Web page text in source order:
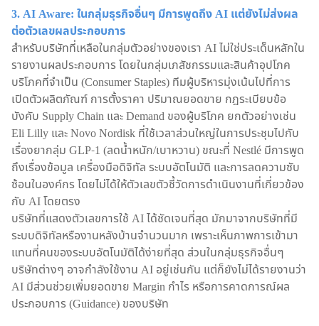
3. AI Aware: ในกลุ่มธุรกิจอื่นๆ มีการพูดถึง AI แต่ยังไม่ส่งผล
ต่อตัวเลขผลประกอบการ
สำหรับบริษัทที่เหลือในกลุ่มตัวอย่างของเรา AI ไม่ใช่ประเด็นหลักใน
รายงานผลประกอบการ โดยในกลุ่มเภสัชกรรมและสินค้าอุปโภค
บริโภคที่จำเป็น (Consumer Staples) ทีมผู้บริหารมุ่งเน้นไปที่การ
เปิดตัวผลิตภัณฑ์ การตั้งราคา ปริมาณยอดขาย กฎระเบียบข้อ
บังคับ Supply Chain และ Demand ของผู้บริโภค ยกตัวอย่างเช่น
Eli Lilly และ Novo Nordisk ที่ใช้เวลาส่วนใหญ่ในการประชุมไปกับ
เรื่องยากลุ่ม GLP-1 (ลดน้ำหนัก/เบาหวาน) ขณะที่ Nestlé มีการพูด
ถึงเรื่องข้อมูล เครื่องมือดิจิทัล ระบบอัตโนมัติ และการลดความซับ
ซ้อนในองค์กร โดยไม่ได้ให้ตัวเลขตัวชี้วัดการดำเนินงานที่เกี่ยวข้อง
กับ AI โดยตรง
บริษัทที่แสดงตัวเลขการใช้ AI ได้ชัดเจนที่สุด มักมาจากบริษัทที่มี
ระบบดิจิทัลหรืองานหลังบ้านจำนวนมาก เพราะเห็นภาพการเข้ามา
แทนที่คนของระบบอัตโนมัติได้ง่ายที่สุด ส่วนในกลุ่มธุรกิจอื่นๆ
บริษัทต่างๆ อาจกำลังใช้งาน AI อยู่เช่นกัน แต่ก็ยังไม่ได้รายงานว่า
AI มีส่วนช่วยเพิ่มยอดขาย Margin กำไร หรือการคาดการณ์ผล
ประกอบการ (Guidance) ของบริษัท